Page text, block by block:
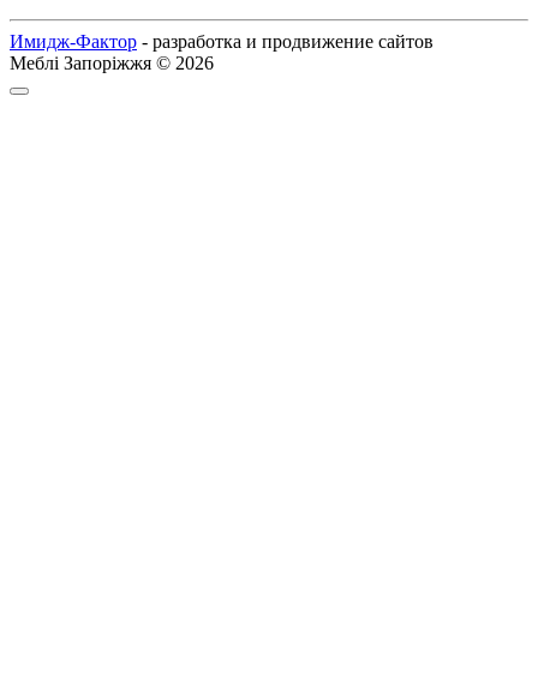
Имидж-Фактор - разработка и продвижение сайтов
Меблі Запоріжжя © 2026